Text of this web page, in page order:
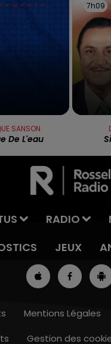
SANSON
De L'eau
7h09
7h09
RADIO
JEUX
Mentions Légales
Gestion des